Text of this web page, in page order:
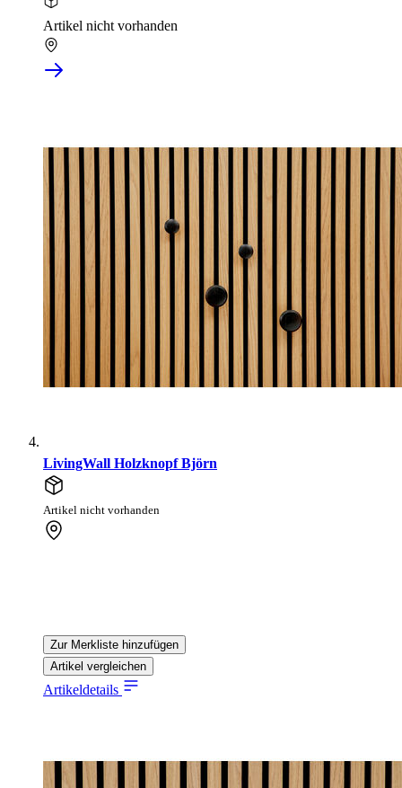
Artikel nicht vorhanden
LivingWall Holzknopf Björn
Artikel nicht vorhanden
Zur Merkliste hinzufügen
Artikel vergleichen
Artikeldetails